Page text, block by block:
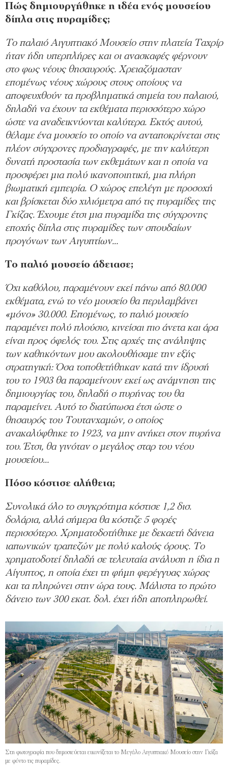
Πώς δημιουργήθηκε η ιδέα ενός μουσείου
δίπλα στις πυραμίδες;
Tο παλαιό Αιγυπτιακό Μουσείο στην πλατεία Ταχρίρ
ήταν ήδη υπερπλήρες και οι ανασκαφές φέρνουν
στο φως νέους θησαυρούς. Χρειαζόμασταν
επομένως νέους χώρους στους οποίους να
αποφευχθούν τα προβληματικά σημεία του παλαιού,
δηλαδή να έχουν τα εκθέματα περισσότερο χώρο
ώστε να αναδεικνύονται καλύτερα. Εκτός αυτού,
θέλαμε ένα μουσείο το οποίο να ανταποκρίνεται στις
πλέον σύγχρονες προδιαγραφές, με την καλύτερη
δυνατή προστασία των εκθεμάτων και η οποία να
προσφέρει μια πολύ ικανοποιητική, μια πλήρη
βιωματική εμπειρία. Ο χώρος επελέγη με προσοχή
και βρίσκεται δύο χιλιόμετρα από τις πυραμίδες της
Γκίζας. Έχουμε έτσι μια πυραμίδα της σύγχρονης
εποχής δίπλα στις πυραμίδες των σπουδαίων
προγόνων των Αιγυπτίων…
Το παλιό μουσείο άδειασε;
Όχι καθόλου, παραμένουν εκεί πάνω από 80.000
εκθέματα, ενώ το νέο μουσείο θα περιλαμβάνει
«μόνο» 30.000. Επομένως, το παλιό μουσείο
παραμένει πολύ πλούσιο, κινείσαι πιο άνετα και άρα
είναι προς όφελός του. Στις αρχές της ανάληψης
των καθηκόντων μου ακολουθήσαμε την εξής
στρατηγική: Όσα τοποθετήθηκαν κατά την ίδρυσή
του το 1903 θα παραμείνουν εκεί ως ανάμνηση της
δημιουργίας του, δηλαδή ο πυρήνας του θα
παραμείνει. Αυτό το διατύπωσα έτσι ώστε ο
θησαυρός του Τουτανχαμών, ο οποίος
ανακαλύφθηκε το 1923, να μην ανήκει στον πυρήνα
του. Έτσι, θα γινόταν ο μεγάλος σταρ του νέου
μουσείου…
Πόσο κόστισε αλήθεια;
Συνολικά όλο το συγκρότημα κόστισε 1,2 δισ.
δολάρια, αλλά σήμερα θα κόστιζε 5 φορές
περισσότερο. Χρηματοδοτήθηκε με δεκαετή δάνεια
ιαπωνικών τραπεζών με πολύ καλούς όρους. Το
χρηματοδοτεί δηλαδή σε τελευταία ανάλυση η ίδια η
Αίγυπτος, η οποία έχει τη φήμη φερέγγυας χώρας
και τα πληρώνει στην ώρα τους. Μάλιστα το πρώτο
δάνειο των 300 εκατ. δολ. έχει ήδη αποπληρωθεί.
Στη φωτογραφία που δημοσιεύεται εικονίζεται το Μεγάλο Aιγυπτιακό Μουσείο στην Γκίζα
με φόντο τις πυραμίδες.